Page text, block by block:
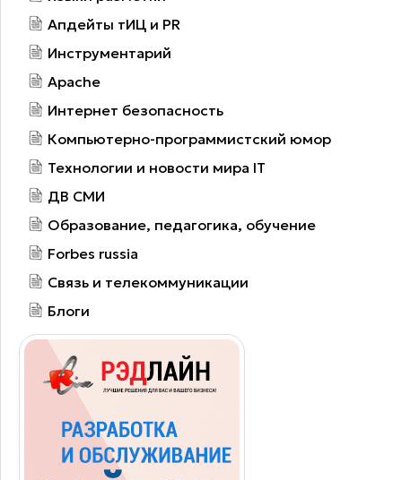
Апдейты тИЦ и PR
Инструментарий
Apache
Интернет безопасность
Компьютерно-программистский юмор
Технологии и новости мира IT
ДВ СМИ
Образование, педагогика, обучение
Forbes russia
Связь и телекоммуникации
Блоги